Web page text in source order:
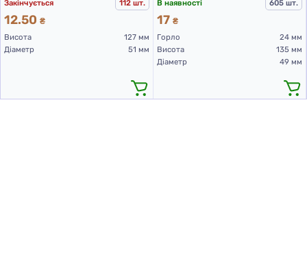
Закінчується
112 шт.
12.50 ₴
Висота
127 мм
Діаметр
51 мм
В наявності
605 шт.
17 ₴
Горло
24 мм
Висота
135 мм
Діаметр
49 мм